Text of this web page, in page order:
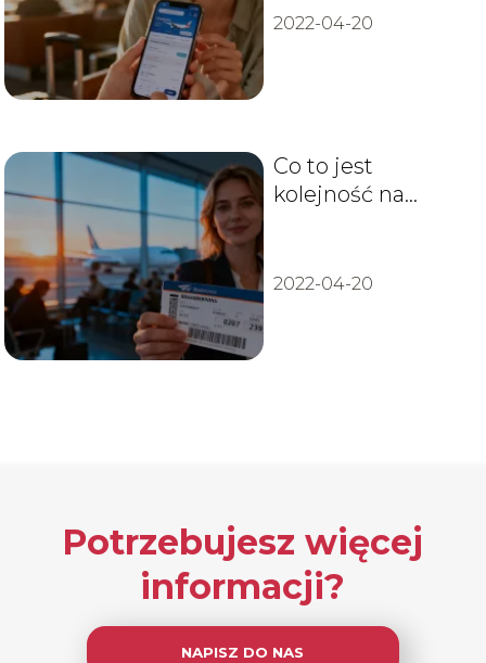
2022-04-20
Co to jest
kolejność na
2022-04-20
Potrzebujesz więcej
informacji?
NAPISZ DO NAS